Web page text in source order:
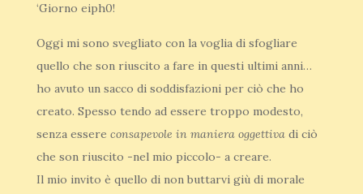
‘Giorno eiph0!
Oggi mi sono svegliato con la voglia di sfogliare
quello che son riuscito a fare in questi ultimi anni…
ho avuto un sacco di soddisfazioni per ciò che ho
creato. Spesso tendo ad essere troppo modesto,
senza essere consapevole in maniera oggettiva di ciò
che son riuscito -nel mio piccolo- a creare.
Il mio invito è quello di non buttarvi giù di morale